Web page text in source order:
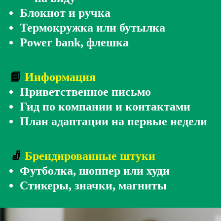
Блокнот и ручка
Термокружка или бутылка
Power bank, флешка
📘 Информация
Приветственное письмо
Гид по компании и контактами
План адаптации на первые недели
🧦 Брендированные штуки
Футболка, шоппер или худи
Стикеры, значки, магниты